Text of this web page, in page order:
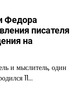
Федора
писателя
на
и мыслитель, один
11…